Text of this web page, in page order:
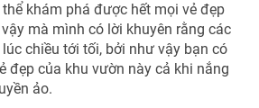
khám phá được hết mọi vẻ đẹp
mà mình có lời khuyên rằng các
chiều tới tối, bởi như vậy bạn có
đẹp của khu vườn này cả khi nắng
ảo.